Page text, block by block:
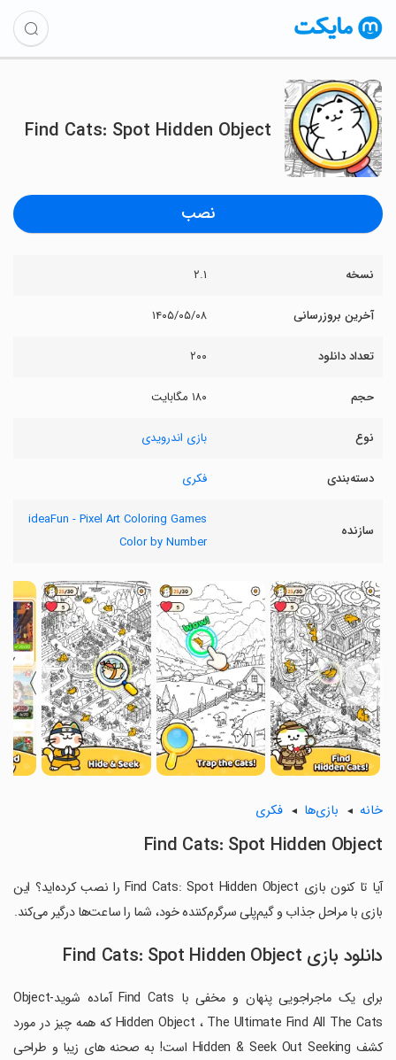
Find Cats: Spot Hidden Object
نصب
نسخه ۲.۱
آخرین بروزرسانی ۱۴۰۵/۰۵/۰۸
تعداد دانلود ۲۰۰
حجم ۱۸۰ مگابایت
نوع بازی اندرویدی
دسته‌بندی فکری
سازنده
ideaFun - Pixel Art Coloring Games
Color by Number
〈
〉
خانه بازی‌ها فکری
Find Cats: Spot Hidden Object
آیا تا کنون بازی Find Cats: Spot Hidden Object را نصب کرده‌اید؟ این
بازی با مراحل جذاب و گیم‌پلی سرگرم‌کننده خود، شما را ساعت‌ها درگیر می‌کند.
دانلود بازی Find Cats: Spot Hidden Object
برای یک ماجراجویی پنهان و مخفی با Find Cats آماده شوید-Object
Hidden Object ، The Ultimate Find All The Cats که همه چیز در مورد
کشف Hidden & Seek Out Seeking است! به صحنه های زیبا و طراحی